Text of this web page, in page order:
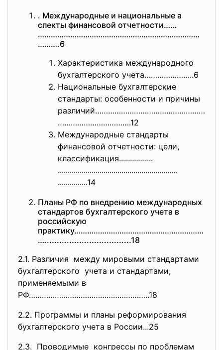
. Международные и национальные а
спекты финансовой отчетности……
…………………………………………………………………
……….6
Характеристика международного
бухгалтерского учета…………………..6
Национальные бухгалтерские
стандарты: особенности и причины
различий……………………………………………
…………………………….12
Международные стандарты
финансовой отчетности: цели,
классификация.................
............................................................
...............14
Планы РФ по внедрению международных
стандартов бухгалтерского учета в
российскую
практику……………………………………………………
…...................................18
2.1. Различия между мировыми стандартами
бухгалтерского учета и стандартами,
применяемыми в
РФ………………………………………………..18
2.2. Программы и планы реформирования
бухгалтерского учета в России...25
2.3. Проводимые конгрессы по проблемам